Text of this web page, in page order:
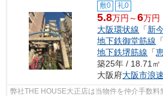
敷0 礼0
5.8万円～6万円
大阪環状線 「新
地下鉄御堂筋線
地下鉄堺筋線 「
築25年 / 18.71㎡
大阪府大阪市浪
弊社THE HOUSE大正店は当物件を仲介手数料